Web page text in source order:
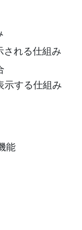
される仕組み
示する仕組み
能